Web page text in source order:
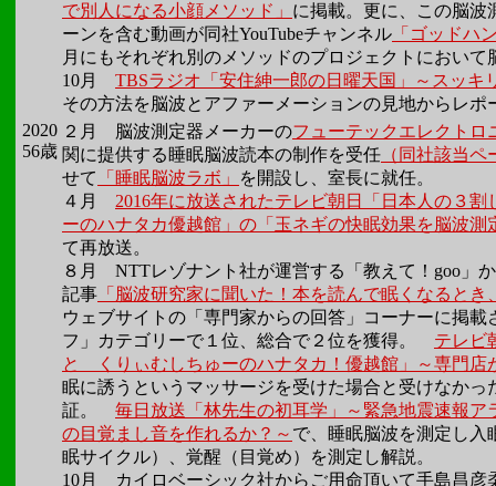
で別人になる小顔メソッド」 に掲載。更に、この脳波
ーンを含む動画が同社YouTubeチャンネル 「ゴッドハ
月にもそれぞれ別のメソッドのプロジェクトにおいて
10月 TBSラジオ「安住紳一郎の日曜天国」～スッキ
その方法を脳波とアファーメーションの見地からレポ
2020
56歳
２月 脳波測定器メーカーのフューテックエレクトロ
関に提供する睡眠脳波読本の制作を受任 （同社該当ペ
せて
「睡眠脳波ラボ」
を開設し、室長に就任。
４月
2016年に放送されたテレビ朝日「日本人の３
ーのハナタカ優越館」の「玉ネギの快眠効果を脳波測
て再放送。
８月
NTTレゾナント社が運営する「教えて！goo」
記事 「脳波研究家に聞いた！本を読んで眠くなると
ウェブサイトの「専門家からの回答」コーナーに掲
フ」カテゴリーで１位、総合で２位を獲得。 テレビ
と くりぃむしちゅーのハナタカ！優越館」～専門店
眠に誘うというマッサージを受けた場合と受けなか
証。 毎日放送「林先生の初耳学」～緊急地震速報
の目覚まし音を作れるか？～ で、睡眠脳波を測定し入
眠サイクル）、覚醒（目覚め）を測定し解説。
10月
カイロベーシック社からご用命頂いて手島昌彦